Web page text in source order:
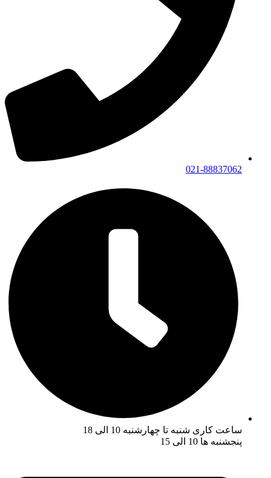
021-88837062
ساعت کاری شنبه تا چهارشنبه 10 الی 18
پنجشنبه ها 10 الی 15